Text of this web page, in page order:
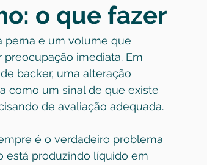
o que fazer
perna e um volume que
imediata. Em
backer, uma alteração
como um sinal de que existe
de avaliação adequada.
é o verdadeiro problema
está produzindo líquido em